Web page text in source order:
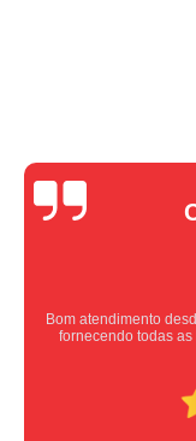
Equipe nota 10,